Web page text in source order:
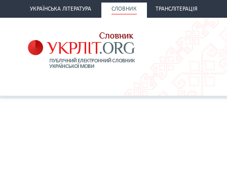
УКРАЇНСЬКА ЛІТЕРАТУРА СЛОВНИК ТРАНСЛІТЕРАЦІЯ